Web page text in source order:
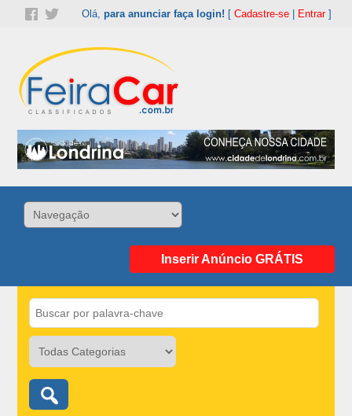
Olá, para anunciar faça login! [ Cadastre-se| Entrar]
Inserir Anúncio GRÁTIS